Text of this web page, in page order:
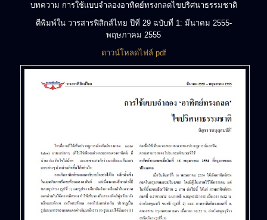
บทความ การใช้แบบจำลองอาทิตย์ทรงกลดไขปริศนาธรรมชาติ
ตีพิมพ์ใน วารสารฟิสิกส์ไทย ปีที่ 29 ฉบับที่ 1: มีนาคม 2555-
พฤษภาคม 2555
ดาวน์โหลดไฟล์ pdf